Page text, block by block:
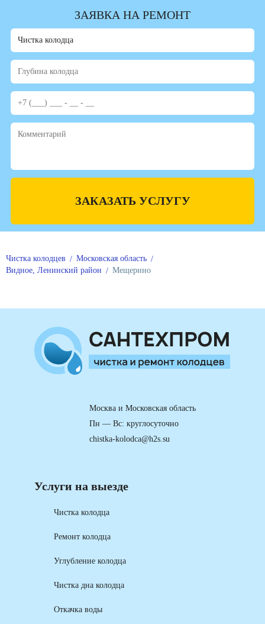
ЗАЯВКА НА РЕМОНТ
ЗАКАЗАТЬ УСЛУГУ
Чистка колодцев
Московская область
Видное, Ленинский район
Мещерино
Услуги на выезде
Чистка колодца
Ремонт колодца
Углубление колодца
Чистка дна колодца
Откачка воды
Москва и Московская область
Пн — Вс: круглосуточно
chistka-kolodca@h2s.su